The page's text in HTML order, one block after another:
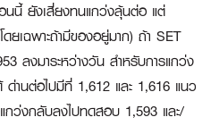
นนี้ ยังเสี่ยงทนแกว่งลุ้นต่อ แต่
เฉพาะถ้ามีของอยู่มาก) ถ้า SET
ลงมาระหว่างวัน สำหรับการแกว่ง
านต่อไปมีที่ 1,612 และ 1,616 แนว
ว่งกลับลงไปทดสอบ 1,593 และ/